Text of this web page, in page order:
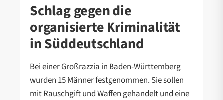
Schlag gegen die
organisierte Kriminalität
in Süddeutschland
Bei einer Großrazzia in Baden-Württemberg
wurden 15 Männer festgenommen. Sie sollen
mit Rauschgift und Waffen gehandelt und eine